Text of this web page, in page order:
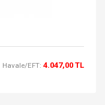
Havale/EFT: 4.047,00 TL